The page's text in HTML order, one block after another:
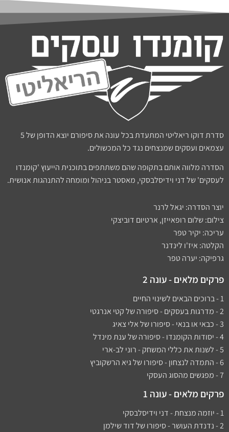
סדרת דוקו ריאליטי המתעדת בכל עונה את סיפורם יוצא הדופן של 5
עצמאים ועסקים שמנצחים נגד כל המכשולים.
הסדרה מלווה אותם בתקופה שהם משתתפים בתוכנית הייעוץ 'קומנדו
לעסקים' של דני וידיסלבסקי, מאסטר בניהול ומומחה להתנהגות אנושית.
יוצר הסדרה: יגאל לרנר
צילום: שלום רופאייזן, ארטיום דוביצקי
עריכה: יקיר טפר
הקלטה: איז'ו לינדנר
גרפיקה: יערה טפר
פרקים מלאים - עונה 2
1 - ברוכים הבאים לשינוי החיים
2 - מדרגות בעסקים - סיפורה של קטי אנרגטי
3 - כבאי או בנאי - סיפורו של אלי צאיג
4 - יסודות הקומנדו - סיפורה של ענת מינדל
5 - לשנות את כללי המשחק - רוני לב-ארי
6 - התמדה לנצחון - סיפורו של גיא הרשקוביץ
7 - מפגשים מהסוג העסקי
פרקים מלאים - עונה 1
1 - יוזמה מנצחת - דני וידיסלבסקי
2 - נדנדת העושר - סיפורו של דוד שילמן​